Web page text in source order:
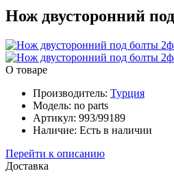
Нож двусторонний
О товаре
Производитель: Турция
Модель: no parts
Артикул: 993/99189
Наличие: Есть в наличии
Перейти к описанию
Доставка